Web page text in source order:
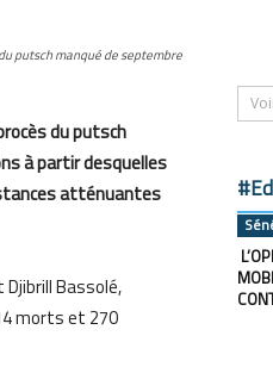
putsch manqué de septembre
du putsch
à partir desquelles
atténuantes
Bassolé,
morts et 270